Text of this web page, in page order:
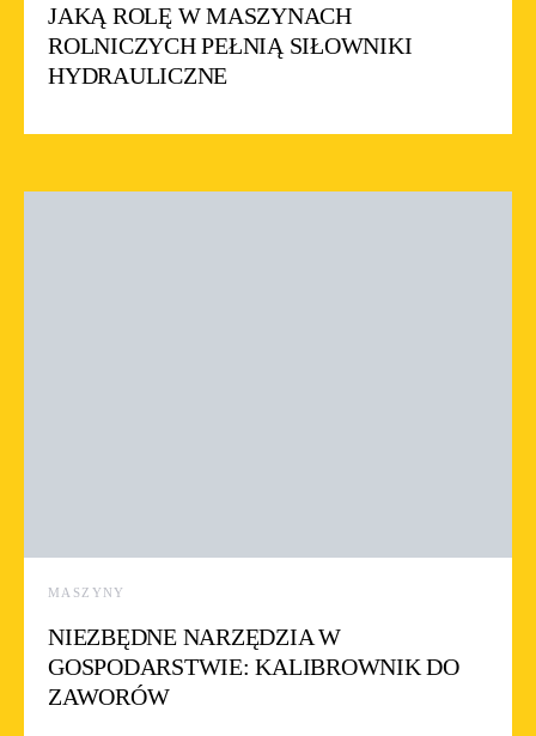
JAKĄ ROLĘ W MASZYNACH
ROLNICZYCH PEŁNIĄ SIŁOWNIKI
HYDRAULICZNE
MASZYNY
NIEZBĘDNE NARZĘDZIA W
GOSPODARSTWIE: KALIBROWNIK DO
ZAWORÓW